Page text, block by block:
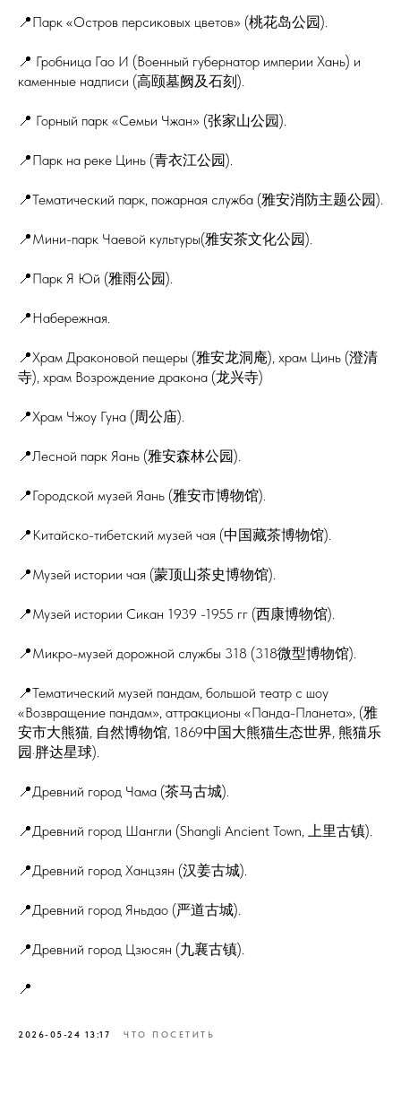
📍Парк «Остров персиковых цветов» (桃花岛公园).
📍 Гробница Гао И (Военный губернатор империи Хань) и
каменные надписи (高颐墓阙及石刻).
📍 Горный парк «Семьи Чжан» (张家山公园).
📍Парк на реке Цинь (青衣江公园).
📍Тематический парк, пожарная служба (雅安消防主题公园).
📍Мини-парк Чаевой культуры(雅安茶文化公园).
📍Парк Я Юй (雅雨公园).
📍Набережная.
📍Храм Драконовой пещеры (雅安龙洞庵), храм Цинь (澄清
寺), храм Возрождение дракона (龙兴寺)
📍Храм Чжоу Гуна (周公庙).
📍Лесной парк Яань (雅安森林公园).
📍Городской музей Яань (雅安市博物馆).
📍Китайско-тибетский музей чая (中国藏茶博物馆).
📍Музей истории чая (蒙顶山茶史博物馆).
📍Музей истории Сикан 1939 -1955 гг (西康博物馆).
📍Микро-музей дорожной службы 318 (318微型博物馆).
📍Тематический музей пандам, большой театр с шоу
«Возвращение пандам», аттракционы «Панда-Планета», (雅
安市大熊猫, 自然博物馆, 1869中国大熊猫生态世界, 熊猫乐
园·胖达星球).
📍Древний город Чама (茶马古城).
📍Древний город Шангли (Shangli Ancient Town, 上里古镇).
📍Древний город Ханцзян (汉姜古城).
📍Древний город Яньдао (严道古城).
📍Древний город Цзюсян (九襄古镇).
📍
2026-05-24 13:17 ЧТО ПОСЕТИТЬ